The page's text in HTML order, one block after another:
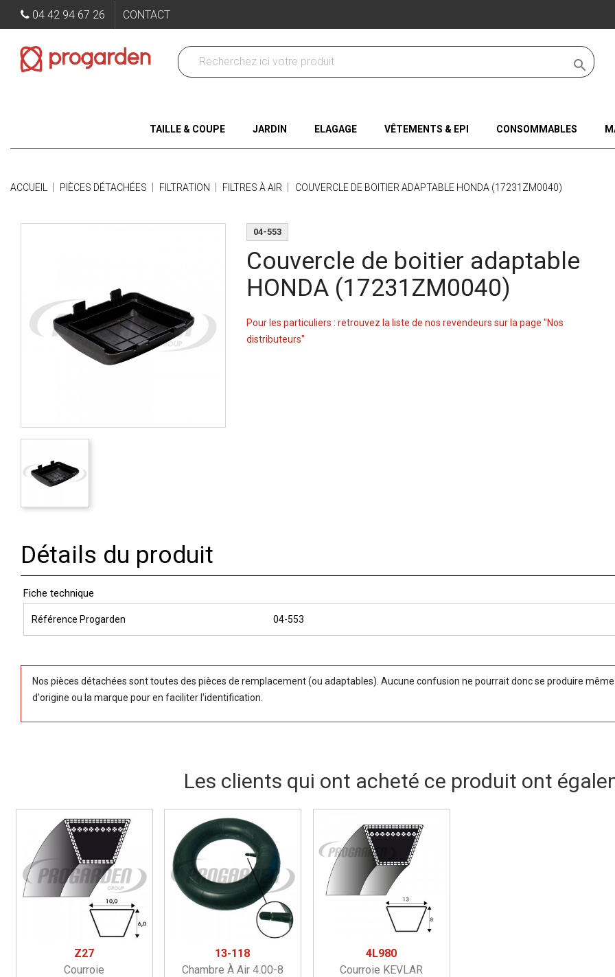
04 42 94 67 26 CONTACT

TAILLE & COUPE JARDIN ELAGAGE VÊTEMENTS & EPI CONSOMMABLES
ACCUEIL PIÈCES DÉTACHÉES FILTRATION FILTRES À AIR COUVERCLE DE BOITIER ADAPTABLE HONDA (17231ZM0040)
04-553
Couvercle de boitier adaptable
HONDA (17231ZM0040)
Pour les particuliers : retrouvez la liste de nos revendeurs sur la page "Nos
distributeurs"
Détails du produit
Fiche technique
Référence Progarden 04-553
Nos pièces détachées sont toutes des pièces de remplacement (ou adaptables). Aucune confusion ne pourrait donc se produire
d'origine ou la marque pour en faciliter l'identification.
Les clients qui ont acheté ce produit ont
Z27
Courroie
13-118
Chambre À Air 4.00-8
4L980
Courroie KEVLAR